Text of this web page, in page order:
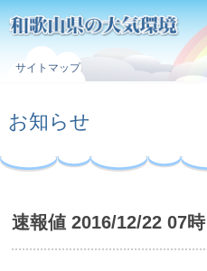
サイトマップ
お知らせ
速報値 2016/12/22 07時